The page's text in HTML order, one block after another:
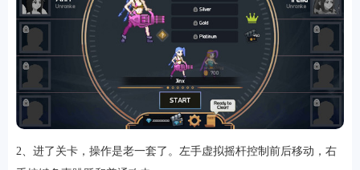
2、进了关卡，操作是老一套了。左手虚拟摇杆控制前后移动，右